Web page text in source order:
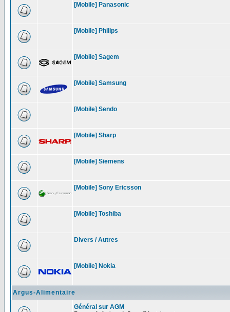
[Mobile] Panasonic
[Mobile] Philips
[Mobile] Sagem
[Mobile] Samsung
[Mobile] Sendo
[Mobile] Sharp
[Mobile] Siemens
[Mobile] Sony Ericsson
[Mobile] Toshiba
Divers / Autres
[Mobile] Nokia
Argus-Alimentaire
Général sur AGM